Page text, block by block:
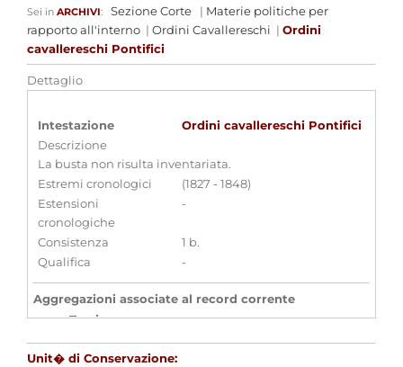
Sei in ARCHIVI: Sezione Corte | Materie politiche per
rapporto all'interno | Ordini Cavallereschi | Ordini
cavallereschi Pontifici
Dettaglio
Intestazione
Ordini cavallereschi Pontifici
Descrizione
La busta non risulta inventariata.
Estremi cronologici
(1827 - 1848)
Estensioni
cronologiche
-
Consistenza
1 b.
Qualifica
-
Aggregazioni associate al record corrente
Temi
Parole chiave
Unit� di Conservazione: